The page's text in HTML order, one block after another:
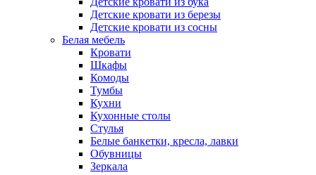
Детские кровати из березы
Детские кровати из сосны
Белая мебель
Кровати
Шкафы
Комоды
Тумбы
Кухни
Кухонные столы
Стулья
Белые банкетки, кресла, лавки
Обувницы
Зеркала